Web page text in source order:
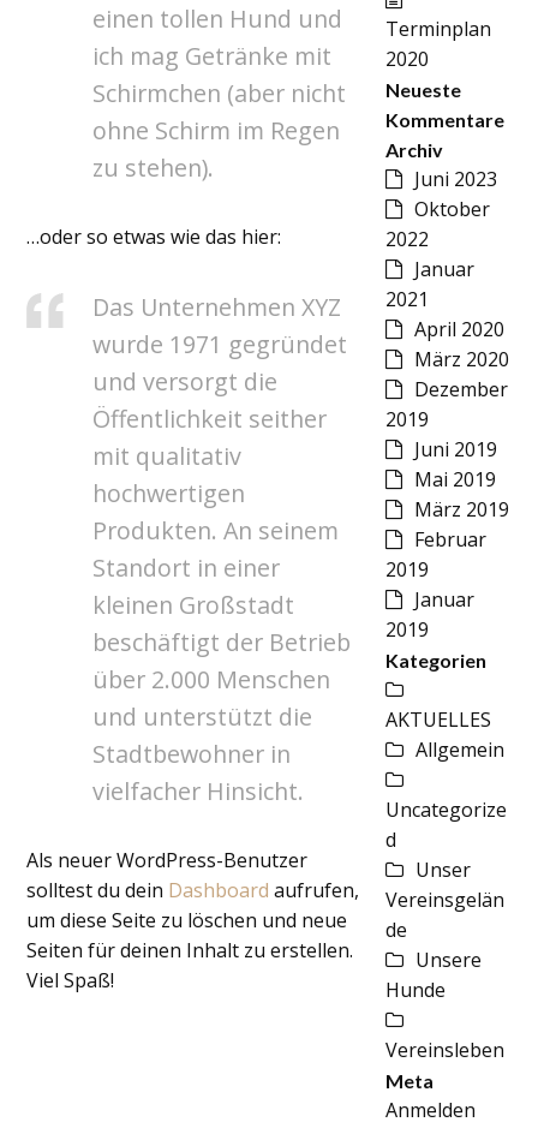
einen tollen Hund und
ich mag Getränke mit
Schirmchen (aber nicht
ohne Schirm im Regen
zu stehen).
…oder so etwas wie das hier:
Das Unternehmen XYZ
wurde 1971 gegründet
und versorgt die
Öffentlichkeit seither
mit qualitativ
hochwertigen
Produkten. An seinem
Standort in einer
kleinen Großstadt
beschäftigt der Betrieb
über 2.000 Menschen
und unterstützt die
Stadtbewohner in
vielfacher Hinsicht.
Als neuer WordPress-Benutzer
solltest du dein Dashboard aufrufen,
um diese Seite zu löschen und neue
Seiten für deinen Inhalt zu erstellen.
Viel Spaß!
Terminplan
2020
Neueste
Kommentare
Archiv
Juni 2023
Oktober
2022
Januar
2021
April 2020
März 2020
Dezember
2019
Juni 2019
Mai 2019
März 2019
Februar
2019
Januar
2019
Kategorien
AKTUELLES
Allgemein
Uncategorize
d
Unser
Vereinsgelän
de
Unsere
Hunde
Vereinsleben
Meta
Anmelden